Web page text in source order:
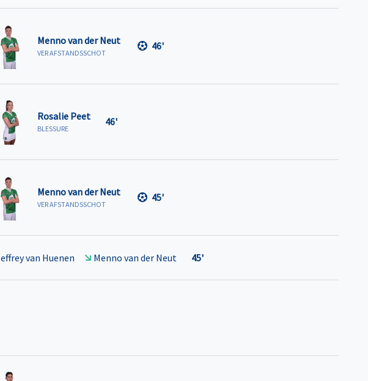
Menno van der Neut
VER AFSTANDSSCHOT
46'
Rosalie Peet
BLESSURE
46'
Menno van der Neut
VER AFSTANDSSCHOT
45'
van Huenen Menno van der Neut 45'